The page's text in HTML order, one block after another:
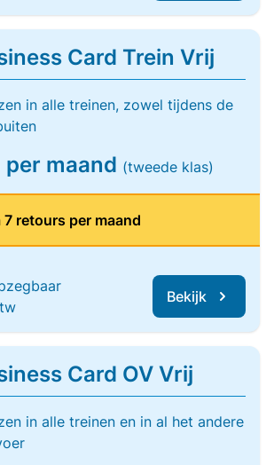
Card Trein Vrij
in alle treinen, zowel tijdens de
maand (tweede klas)
retours per maand
Bekijk
Card OV Vrij
in alle treinen en in al het andere